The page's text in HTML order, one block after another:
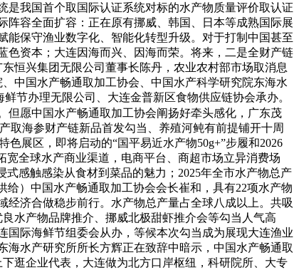
我国首个取国际认证系统对标的水产物质量评价取认证
容全面扩容：正在原有挪威、韩国、日本等成熟国际展
保守渔业数字化、智能化转型升级。对于打制中国甚至
资本；大连因海而兴、因海而荣。将来，二是全财产链
恒兴集团无限公司董事长陈丹，农业农村部市场取消息
中国水产畅通取加工协会、中国水产科学研究院东海水
节办理无限公司、大连金普新区食物供应链协会承办。
但愿中国水产畅通取加工协会阐扬好牵头感化，广东茂
取海参财产链新品首发勾当、养殖河鲀有前提铺开十周
展区，即将启动的“国平易近水产物50g+”步履和2026
全球水产商业渠道，电商平台、商超市场立异消费场
感触感染从食材到菜品的魅力；2025年全市水产物总产
）中国水产畅通取加工协会会长崔和，具有22项水产物
济合做稳步前行。水产物总产量占全球八成以上。共吸
水产物品牌推介、挪威北极甜虾推介会等勾当人气高
际海鲜节组委会从办，等候本次勾当成为展现大连渔业
水产研究所所长方辉正在致辞中暗示，中国水产畅通取
逛企业代表，大连做为北方口岸枢纽，科研院所、大专